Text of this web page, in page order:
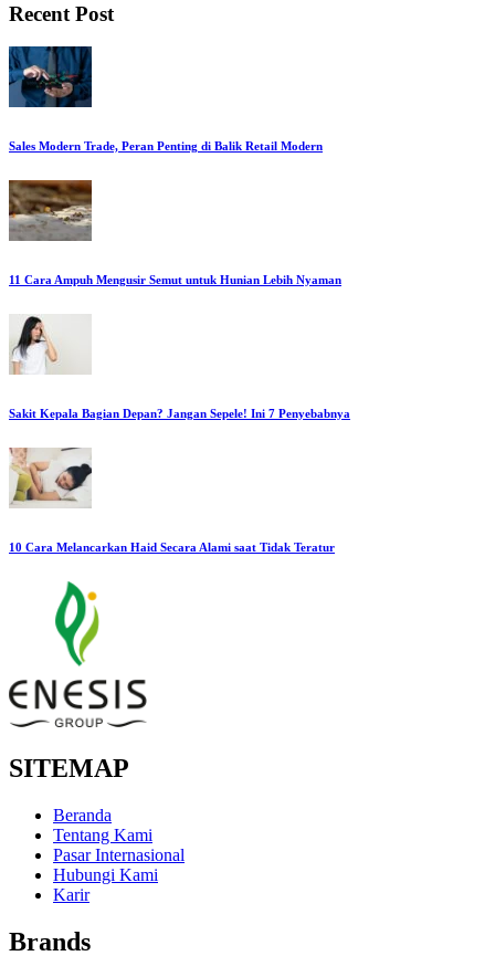
Recent Post
Sales Modern Trade, Peran Penting di Balik Retail Modern
11 Cara Ampuh Mengusir Semut untuk Hunian Lebih Nyaman
Sakit Kepala Bagian Depan? Jangan Sepele! Ini 7 Penyebabnya
10 Cara Melancarkan Haid Secara Alami saat Tidak Teratur
SITEMAP
Beranda
Tentang Kami
Pasar Internasional
Hubungi Kami
Karir
Brands